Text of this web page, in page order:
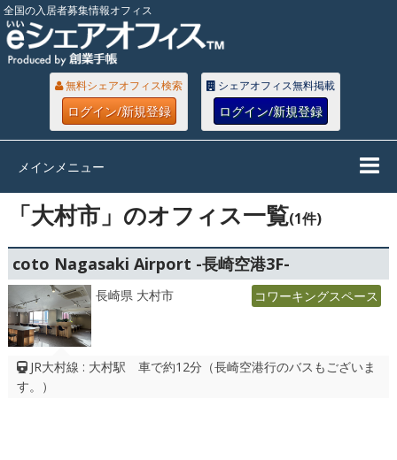
全国の入居者募集情報オフィス
無料シェアオフィス検索
ログイン/新規登録
シェアオフィス無料掲載
ログイン/新規登録
メインメニュー
「大村市」のオフィス一覧(1件)
coto Nagasaki Airport -長崎空港3F-
長崎県 大村市 コワーキングスペース
JR大村線 : 大村駅 車で約12分（長崎空港行のバスもございま
す。）